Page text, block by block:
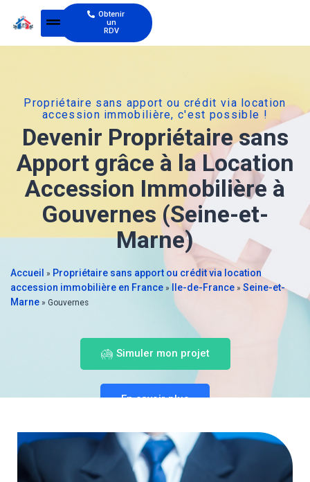
Obtenir
un
RDV
Propriétaire sans apport ou crédit via location
accession immobilière, c'est possible !
Devenir Propriétaire sans
Apport grâce à la Location
Accession Immobilière à
Gouvernes (Seine-et-
Marne)
Accueil » Propriétaire sans apport ou crédit via location
accession immobilière en France » Ile-de-France » Seine-et-
Marne » Gouvernes
Simuler mon projet
En savoir plus